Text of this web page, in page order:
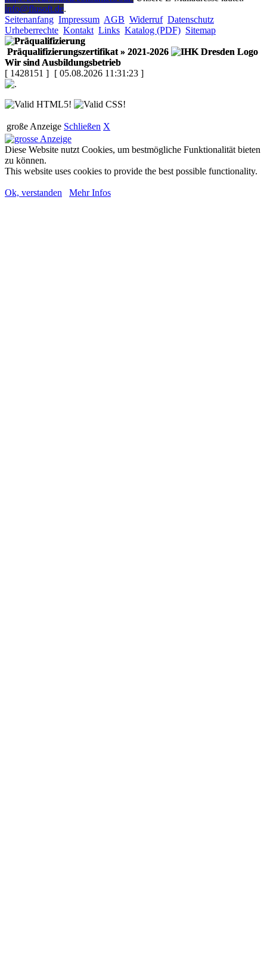
info@flusoft.de.
Seitenanfang Impressum AGB Widerruf Datenschutz
Urheberrechte Kontakt Links Katalog (PDF) Sitemap
Präqualifizierungszertifikat» 2021-2026
Wir sind Ausbildungsbetrieb
[ 1428151 ]
[ 05.08.2026 11:31:23 ]
große Anzeige Schließen X
Diese Website nutzt Cookies, um bestmögliche Funktionalität bieten
zu können.
This website uses cookies to provide the best possible functionality.
Ok, verstanden Mehr Infos